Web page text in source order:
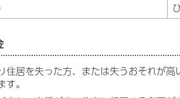
住居を失った方、または失うおそれが
。